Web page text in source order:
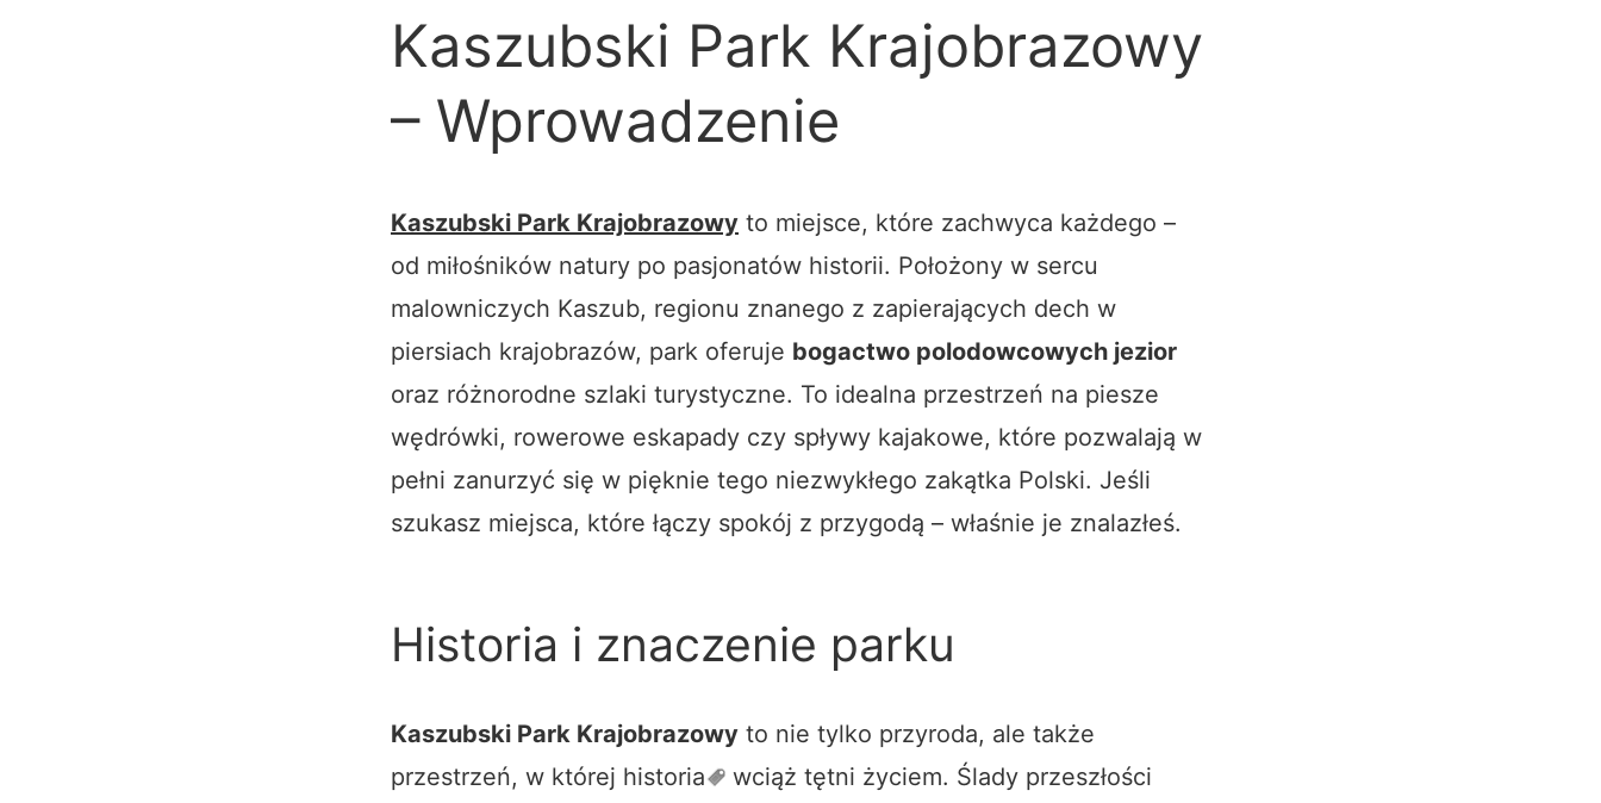
Kaszubski Park Krajobrazowy
– Wprowadzenie
Kaszubski Park Krajobrazowy to miejsce, które zachwyca każdego –
od miłośników natury po pasjonatów historii. Położony w sercu
malowniczych Kaszub, regionu znanego z zapierających dech w
piersiach krajobrazów, park oferuje bogactwo polodowcowych jezior
oraz różnorodne szlaki turystyczne. To idealna przestrzeń na piesze
wędrówki, rowerowe eskapady czy spływy kajakowe, które pozwalają w
pełni zanurzyć się w pięknie tego niezwykłego zakątka Polski. Jeśli
szukasz miejsca, które łączy spokój z przygodą – właśnie je znalazłeś.
Historia i znaczenie parku
Kaszubski Park Krajobrazowy to nie tylko przyroda, ale także
przestrzeń, w której historia wciąż tętni życiem. Ślady przeszłości